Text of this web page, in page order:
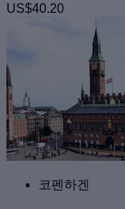
US$40.20
코펜하겐